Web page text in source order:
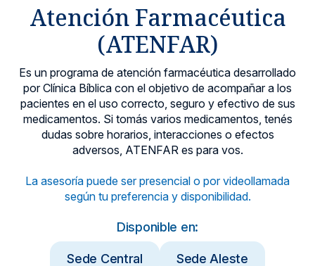
Noticias y blog
Atención Farmacéutica
(ATENFAR)
Es un programa de atención farmacéutica desarrollado
por Clínica Bíblica con el objetivo de acompañar a los
pacientes en el uso correcto, seguro y efectivo de sus
medicamentos. Si tomás varios medicamentos, tenés
dudas sobre horarios, interacciones o efectos
adversos, ATENFAR es para vos.
La asesoría puede ser presencial o por videollamada
según tu preferencia y disponibilidad.
Disponible en:
Sede Central Sede Aleste